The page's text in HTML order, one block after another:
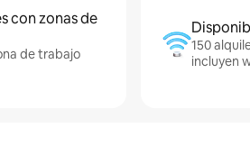
con zonas de
de trabajo
150
incluyen